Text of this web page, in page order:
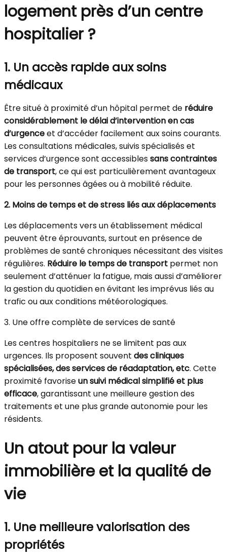
logement près d’un centre
hospitalier ?
1. Un accès rapide aux soins
médicaux
Être situé à proximité d’un hôpital permet de réduire
considérablement le délai d’intervention en cas
d’urgenceet d’accéder facilement aux soins courants.
Les consultations médicales, suivis spécialisés et
services d’urgence sont accessiblessans contraintes
de transport, ce qui est particulièrement avantageux
pour les personnes âgées ou à mobilité réduite.
2. Moins de temps et de stress liés aux déplacements
Les déplacements vers un établissement médical
peuvent être éprouvants, surtout en présence de
problèmes de santé chroniques nécessitant des visites
régulières. Réduire le temps de transport permet non
seulement d’atténuer la fatigue, mais aussi d’améliorer
la gestion du quotidien en évitant les imprévus liés au
trafic ou aux conditions météorologiques.
3. Une offre complète de services de santé
Les centres hospitaliers ne se limitent pas aux
urgences. Ils proposent souvent des cliniques
spécialisées, des services de réadaptation, etc. Cette
proximité favoriseun suivi médical simplifié et plus
efficace, garantissant une meilleure gestion des
traitements et une plus grande autonomie pour les
résidents.
Un atout pour la valeur
immobilière et la qualité de
vie
1. Une meilleure valorisation des
propriétés